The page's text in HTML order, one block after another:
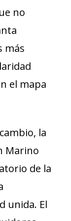
no
más
el mapa
la
Marino
de la
unida. El